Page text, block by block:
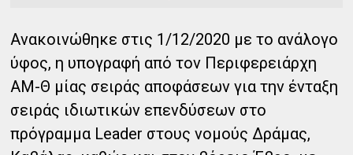
Ανακοινώθηκε στις 1/12/2020 με το ανάλογο
ύφος, η υπογραφή από τον Περιφερειάρχη
ΑΜ-Θ μίας σειράς αποφάσεων για την ένταξη
σειράς ιδιωτικών επενδύσεων στο
πρόγραμμα Leader στους νομούς Δράμας,